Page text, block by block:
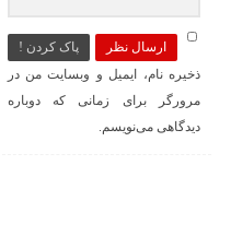
ارسال نظر
پاک کردن !
ذخیره نام، ایمیل و وبسایت من در
مرورگر برای زمانی که دوباره
دیدگاهی می‌نویسم.